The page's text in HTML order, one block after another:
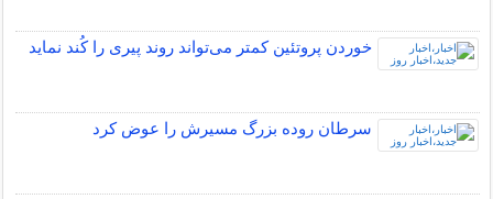
خوردن پروتئین کمتر می‌تواند روند پیری را کُند نماید
سرطان روده بزرگ مسیرش را عوض کرد